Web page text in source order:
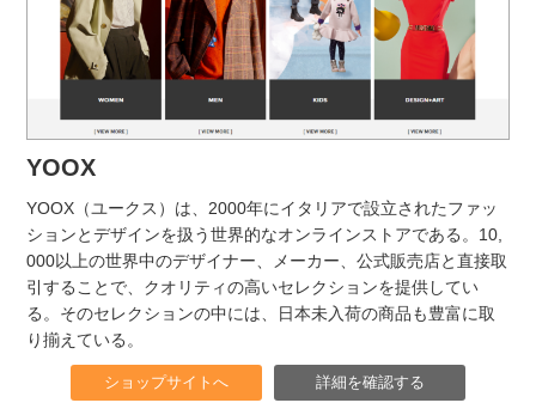
YOOX
YOOX（ユークス）は、2000年にイタリアで設立されたファッ
ションとデザインを扱う世界的なオンラインストアである。10,
000以上の世界中のデザイナー、メーカー、公式販売店と直接取
引することで、クオリティの高いセレクションを提供してい
る。そのセレクションの中には、日本未入荷の商品も豊富に取
り揃えている。
ショップサイトへ 詳細を確認する